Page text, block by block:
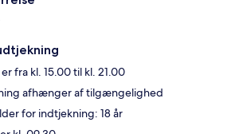
fra kl. 15.00 til kl. 21.00
afhænger af tilgængelighed
for indtjekning: 18 år